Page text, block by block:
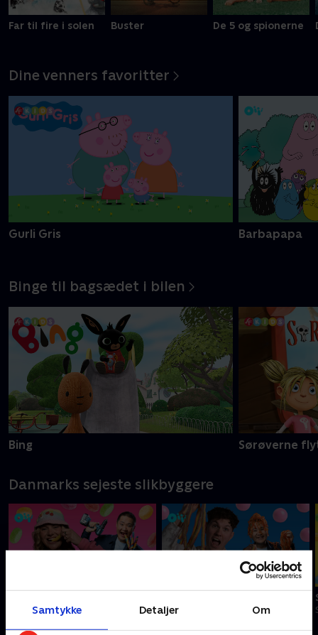
Samtykke Detaljer Om
Far til fire i solen Buster De 5 og spionerne
Dine venners favoritter
Gurli Gris Barbapapa
Binge til bagsædet i bilen
Bing Sørøverne
Danmarks sejeste slikbyggere
S3:E1 • Sliksko med Lærke Sejer S3:E2 • Gaming i slik med Judex